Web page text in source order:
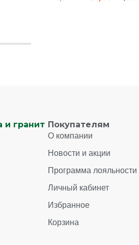
и гранит Покупателям
О компании
Новости и акции
Программа лояльности
Личный кабинет
Избранное
Корзина